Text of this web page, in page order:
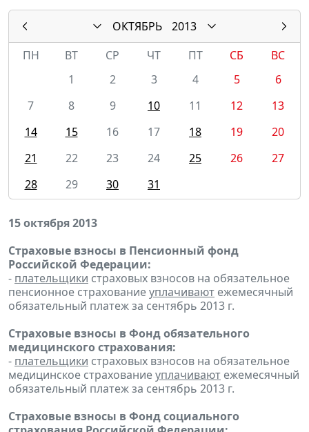
ОКТЯБРЬ
2013
ПН
ВТ СР ЧТ ПТ СБ
ВС
1
2 3 4 5
6
7
8 9 10 11 12
13
14
15 16 17 18 19
20
21
22 23 24 25 26
27
28
29 30 31
15 октября 2013
Страховые взносы в Пенсионный фонд
Российской Федерации:
- плательщики страховых взносов на обязательное
пенсионное страхованиеуплачивают ежемесячный
обязательный платеж за сентябрь 2013 г.
Страховые взносы в Фонд обязательного
медицинского страхования:
- плательщики страховых взносов на обязательное
медицинское страхованиеуплачивают ежемесячный
обязательный платеж за сентябрь 2013 г.
Страховые взносы в Фонд социального